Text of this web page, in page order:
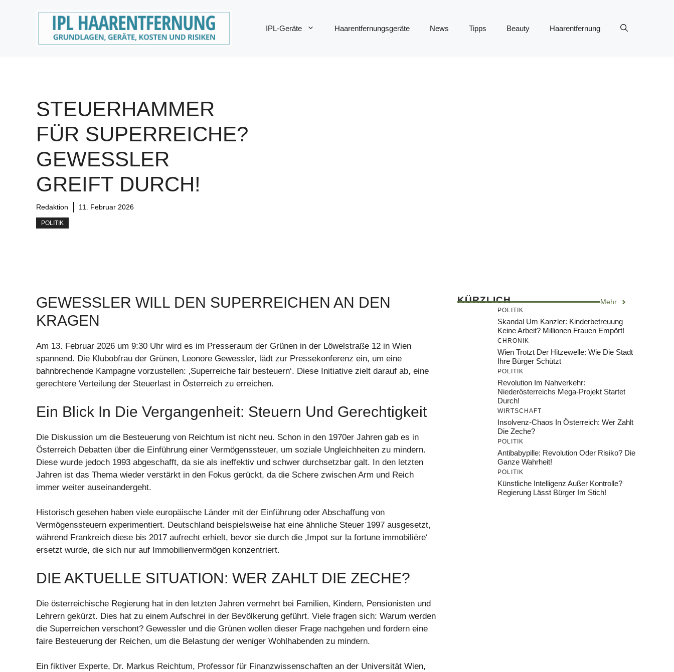
IPL-Geräte Haarentfernungsgeräte News Tipps Beauty Haarentfernung
STEUERHAMMER
FÜR SUPERREICHE?
GEWESSLER
GREIFT DURCH!
Redaktion 11. Februar 2026
POLITIK
GEWESSLER WILL DEN SUPERREICHEN AN DEN
KRAGEN
Am 13. Februar 2026 um 9:30 Uhr wird es im Presseraum der Grünen in der Löwelstraße 12 in Wien
spannend. Die Klubobfrau der Grünen, Leonore Gewessler, lädt zur Pressekonferenz ein, um eine
bahnbrechende Kampagne vorzustellen: ‚Superreiche fair besteuern‘. Diese Initiative zielt darauf ab, eine
gerechtere Verteilung der Steuerlast in Österreich zu erreichen.
Ein Blick In Die Vergangenheit: Steuern Und Gerechtigkeit
Die Diskussion um die Besteuerung von Reichtum ist nicht neu. Schon in den 1970er Jahren gab es in
Österreich Debatten über die Einführung einer Vermögenssteuer, um soziale Ungleichheiten zu mindern.
Diese wurde jedoch 1993 abgeschafft, da sie als ineffektiv und schwer durchsetzbar galt. In den letzten
Jahren ist das Thema wieder verstärkt in den Fokus gerückt, da die Schere zwischen Arm und Reich
immer weiter auseinandergeht.
Historisch gesehen haben viele europäische Länder mit der Einführung oder Abschaffung von
Vermögenssteuern experimentiert. Deutschland beispielsweise hat eine ähnliche Steuer 1997 ausgesetzt,
während Frankreich diese bis 2017 aufrecht erhielt, bevor sie durch die ‚Impot sur la fortune immobilière‘
ersetzt wurde, die sich nur auf Immobilienvermögen konzentriert.
DIE AKTUELLE SITUATION: WER ZAHLT DIE ZECHE?
Die österreichische Regierung hat in den letzten Jahren vermehrt bei Familien, Kindern, Pensionisten und
Lehrern gekürzt. Dies hat zu einem Aufschrei in der Bevölkerung geführt. Viele fragen sich: Warum werden
die Superreichen verschont? Gewessler und die Grünen wollen dieser Frage nachgehen und fordern eine
faire Besteuerung der Reichen, um die Belastung der weniger Wohlhabenden zu mindern.
Ein fiktiver Experte, Dr. Markus Reichtum, Professor für Finanzwissenschaften an der Universität Wien,
KÜRZLICH Mehr
POLITIK
Skandal Um Kanzler: Kinderbetreuung
Keine Arbeit? Millionen Frauen Empört!
CHRONIK
Wien Trotzt Der Hitzewelle: Wie Die Stadt
Ihre Bürger Schützt
POLITIK
Revolution Im Nahverkehr:
Niederösterreichs Mega-Projekt Startet
Durch!
WIRTSCHAFT
Insolvenz-Chaos In Österreich: Wer Zahlt
Die Zeche?
POLITIK
Antibabypille: Revolution Oder Risiko? Die
Ganze Wahrheit!
POLITIK
Künstliche Intelligenz Außer Kontrolle?
Regierung Lässt Bürger Im Stich!